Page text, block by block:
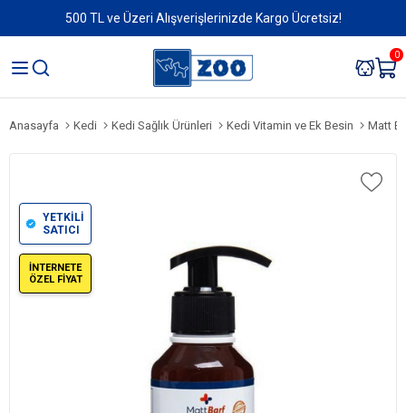
500 TL ve Üzeri Alışverişlerinizde Kargo Ücretsiz!
0
Anasayfa Kedi Kedi Sağlık Ürünleri Kedi Vitamin ve Ek Besin Matt
YETKİLİ
SATICI
İNTERNETE
ÖZEL FİYAT